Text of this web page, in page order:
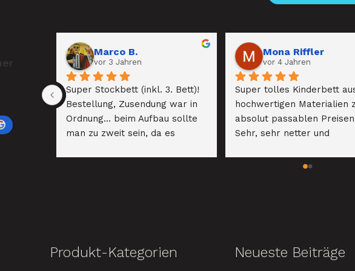
Marco B.
vor 3 Jahren
Super Stockbett (inkl. 3. Bett)!
Bestellung, Zusendung war in
Ordnung... beim Aufbau sollte
man zu zweit sein, da es
Mona Riffler
vor 4 Jahren
Super tolles Kinderbett
hochwertigen Materialien
absolut passablen
Sehr, sehr netter und
der Chefin. Das Bett für
Produkt-Kategorien Neueste Beiträge